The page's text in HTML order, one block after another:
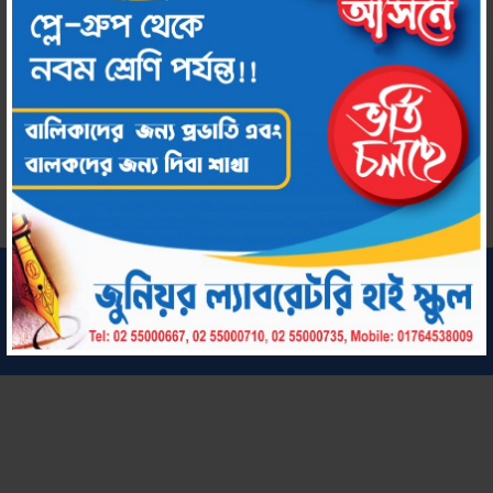
Download
সর্বস্বত্ব সংরক্ষিত © ২০২২ জুনিয়র ল্যাবরেটরি হাই স্কুল
কারিগরি সহায়তায়: Amar S chool by Amar Uddog Limited